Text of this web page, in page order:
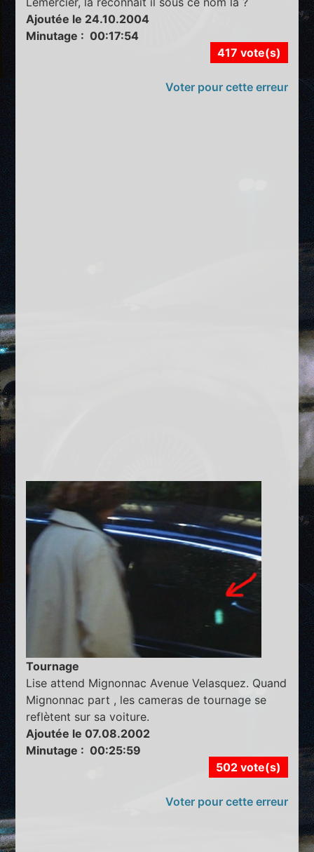
Ajoutée le 24.10.2004
Minutage : 00:17:54
417 vote(s)
Voter pour cette erreur
Tournage
Lise attend Mignonnac Avenue Velasquez. Quand
Mignonnac part , les cameras de tournage se
reflètent sur sa voiture.
Ajoutée le 07.08.2002
Minutage : 00:25:59
502 vote(s)
Voter pour cette erreur